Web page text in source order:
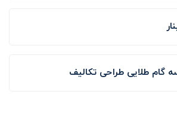
گام طلایی طراحی تکالیف